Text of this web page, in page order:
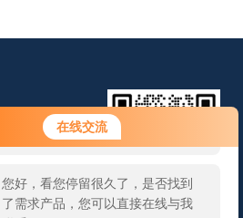
在线交流
您好！欢迎前来咨询，很高兴为您
服务，请问您要咨询什么问题呢？
您好，看您停留很久了，是否找到
了需求产品，您可以直接在线与我
213号4